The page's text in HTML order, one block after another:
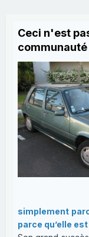
Ceci n'est
communauté
simplement
parce qu’elle